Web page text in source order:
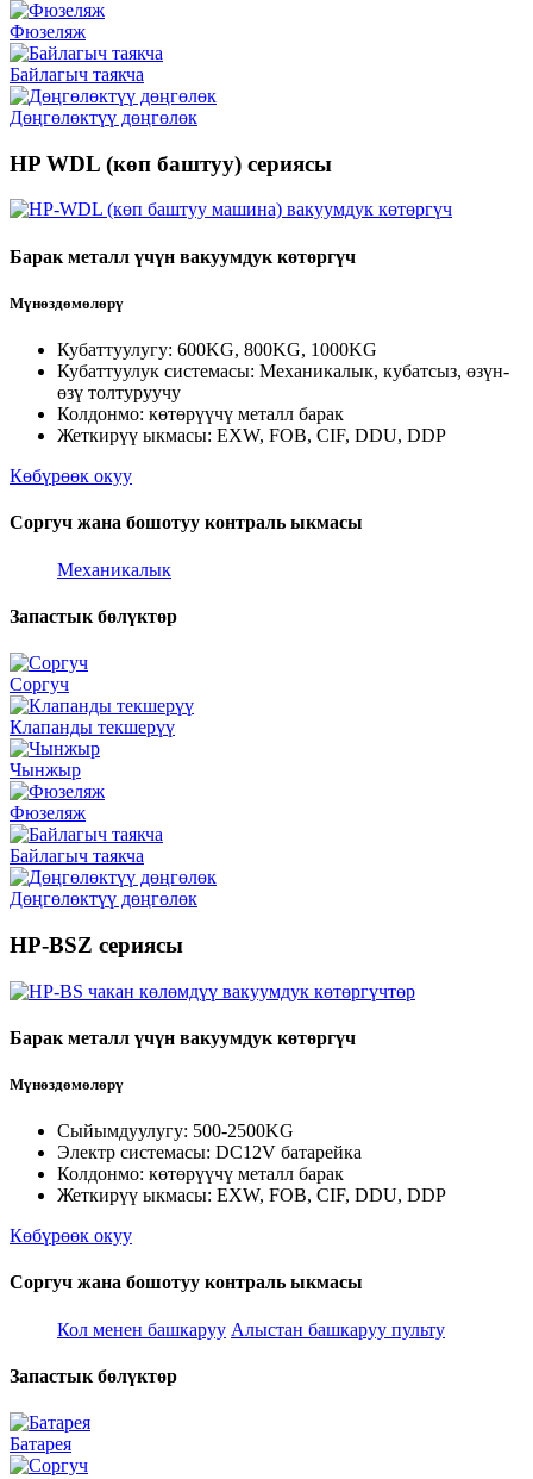
Фюзеляж
Байлагыч таякча
Дөңгөлөктүү дөңгөлөк
HP WDL (көп баштуу) сериясы
Барак металл үчүн вакуумдук көтөргүч
Мүнөздөмөлөрү
Кубаттуулугу: 600KG, 800KG, 1000KG
Кубаттуулук системасы: Механикалык, кубатсыз, өзүн-
өзү толтуруучу
Колдонмо: көтөрүүчү металл барак
Жеткирүү ыкмасы: EXW, FOB, CIF, DDU, DDP
Көбүрөөк окуу
Соргуч жана бошотуу контраль ыкмасы
Механикалык
Запастык бөлүктөр
Соргуч
Клапанды текшерүү
Чынжыр
Фюзеляж
Байлагыч таякча
Дөңгөлөктүү дөңгөлөк
HP-BSZ сериясы
Барак металл үчүн вакуумдук көтөргүч
Мүнөздөмөлөрү
Сыйымдуулугу: 500-2500KG
Электр системасы: DC12V батарейка
Колдонмо: көтөрүүчү металл барак
Жеткирүү ыкмасы: EXW, FOB, CIF, DDU, DDP
Көбүрөөк окуу
Соргуч жана бошотуу контраль ыкмасы
Кол менен башкаруу Алыстан башкаруу пульту
Запастык бөлүктөр
Батарея